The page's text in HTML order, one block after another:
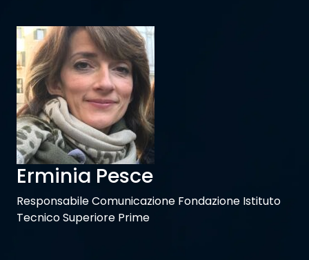
Erminia Pesce
Responsabile Comunicazione Fondazione Istituto
Tecnico Superiore Prime